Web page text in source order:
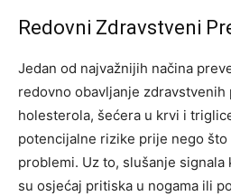
Redovni Zdravstveni
Jedan od najvažnijih načina
redovno obavljanje zdravstvenih
holesterola, šećera u krvi i
potencijalne rizike prije nego
problemi. Uz to, slušanje
su osjećaj pritiska u nogama ili